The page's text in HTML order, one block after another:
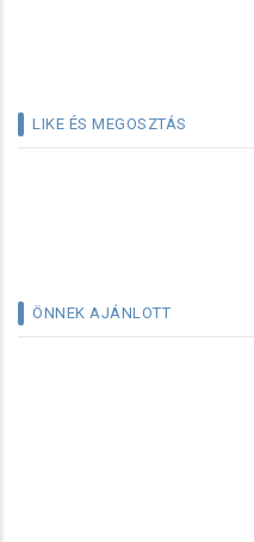
LIKE ÉS MEGOSZTÁS
ÖNNEK AJÁNLOTT